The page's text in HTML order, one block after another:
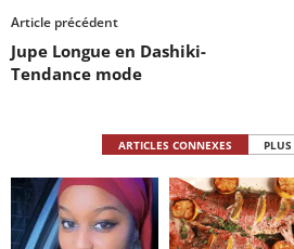
Article précédent
Jupe Longue en Dashiki-
Tendance mode
ARTICLES CONNEXES